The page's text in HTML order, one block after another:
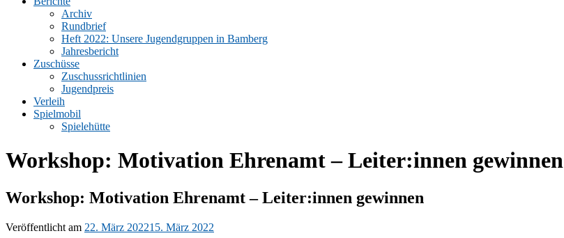
Archiv
Rundbrief
Heft 2022: Unsere Jugendgruppen in Bamberg
Jahresbericht
Zuschüsse
Zuschussrichtlinien
Jugendpreis
Verleih
Spielmobil
Spielehütte
Workshop: Motivation Ehrenamt – Leiter:innen gewinnen
Workshop: Motivation Ehrenamt – Leiter:innen gewinnen
Veröffentlicht am 22. März 202215. März 2022